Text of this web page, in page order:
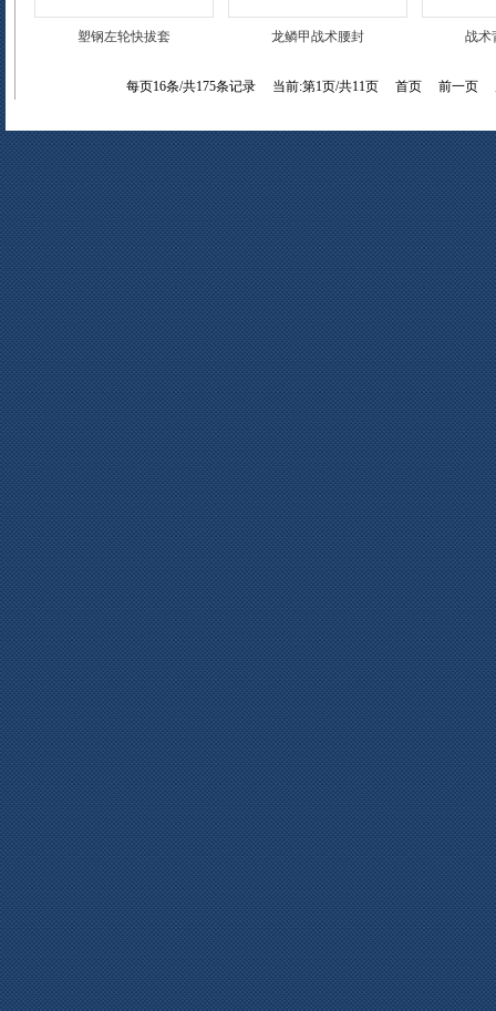
塑钢左轮快拔套 龙鳞甲战术腰封 战术
每页16条/共175条记录 当前:第1页/共11页 首页 前一页